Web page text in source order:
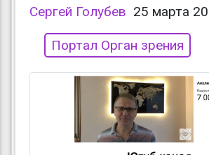
Сергей Голубев 25 марта
Портал Орган зрения